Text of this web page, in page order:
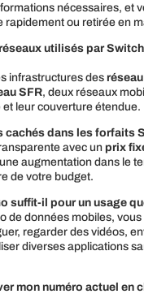
nécessaires, et
rapidement ou retirée en
utilisés par
infrastructures des
SFR, deux réseaux
et leur couverture étendue.
cachés dans les forfaits
avec un prix
augmentation dans le
de votre budget.
suffit-il pour un usage
de données mobiles,
regarder des vidéos,
diverses applications
mon numéro actuel en